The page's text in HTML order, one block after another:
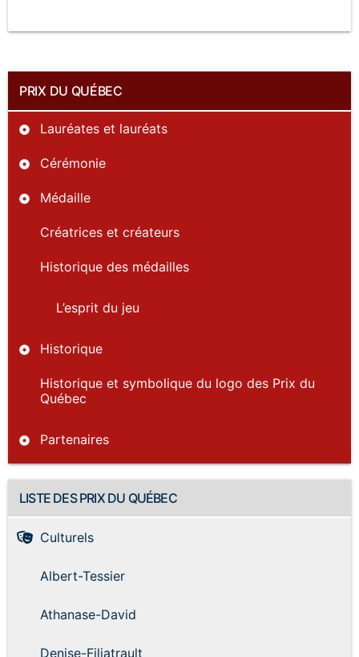
PRIX DU QUÉBEC
Lauréates et lauréats
Cérémonie
Médaille
Créatrices et créateurs
Historique des médailles
L’esprit du jeu
Historique
Historique et symbolique du logo des Prix du
Québec
Partenaires
LISTE DES PRIX DU QUÉBEC
Culturels
Albert-Tessier
Athanase-David
Denise-Filiatrault